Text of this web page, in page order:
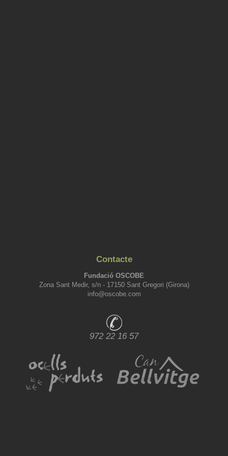
Contacte
Fundació OSCOBE
Zona Sant Medir, s/n - 17150 Sant Gregori (Girona)
info@oscobe.com
972 22 16 57